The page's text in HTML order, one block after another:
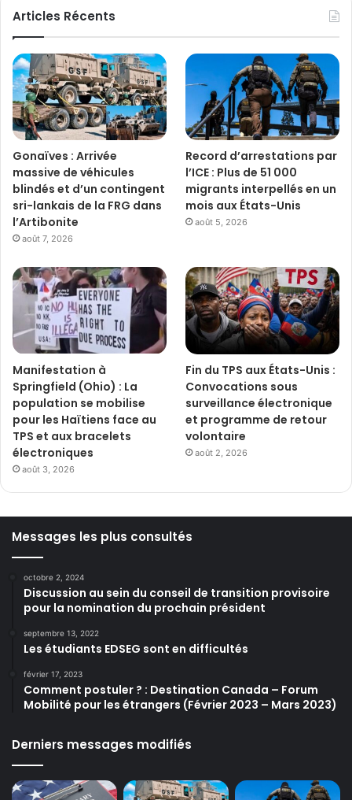
Articles Récents
Gonaïves : Arrivée
massive de véhicules
blindés et d’un contingent
sri-lankais de la FRG dans
l’Artibonite
août 7, 2026
Record d’arrestations par
l’ICE : Plus de 51 000
migrants interpellés en un
mois aux États-Unis
août 5, 2026
Manifestation à
Springfield (Ohio) : La
population se mobilise
pour les Haïtiens face au
TPS et aux bracelets
électroniques
août 3, 2026
Fin du TPS aux États-Unis :
Convocations sous
surveillance électronique
et programme de retour
volontaire
août 2, 2026
Messages les plus consultés
octobre 2, 2024
Discussion au sein du conseil de transition provisoire
pour la nomination du prochain président
septembre 13, 2022
Les étudiants EDSEG sont en difficultés
février 17, 2023
Comment postuler ? : Destination Canada – Forum
Mobilité pour les étrangers (Février 2023 – Mars 2023)
Derniers messages modifiés